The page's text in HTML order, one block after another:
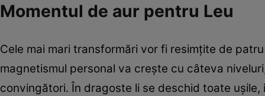
Momentul de aur pentru Leu
Cele mai mari transformări vor fi resimțite de
magnetismul personal va crește cu câteva
convingători. În dragoste li se deschid toate